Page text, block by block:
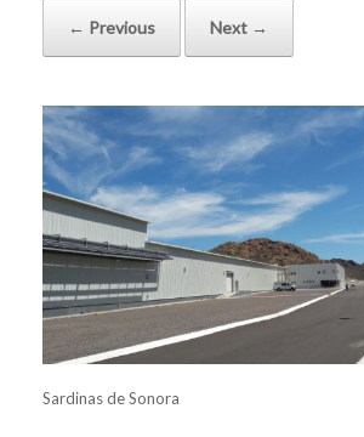
← Previous Next →
Sardinas de Sonora